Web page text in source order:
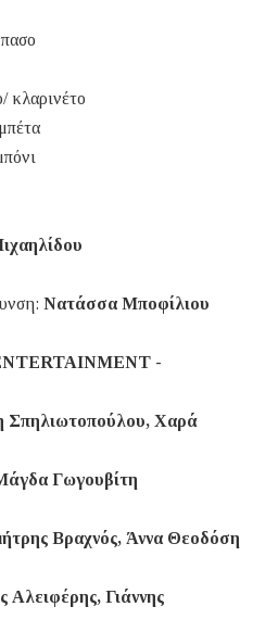
κλαρινέτο
Νατάσσα Μποφίλιου
-
Σπηλιωτοπούλου, Χαρά
Γωγουβίτη
Βραχνός, Άννα Θεοδόση
Αλειφέρης, Γιάννης